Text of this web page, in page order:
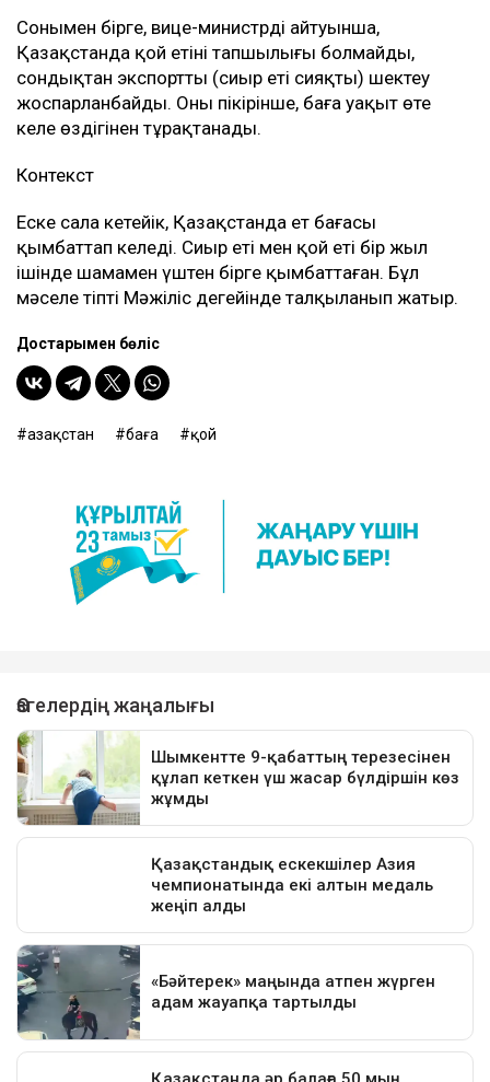
Сонымен бірге, вице-министрдің айтуынша,
Қазақстанда қой етінің тапшылығы болмайды,
сондықтан экспортты (сиыр еті сияқты) шектеу
жоспарланбайды. Оның пікірінше, баға уақыт өте
келе өздігінен тұрақтанады.
Контекст
Еске сала кетейік, Қазақстанда ет бағасы
қымбаттап келеді. Сиыр еті мен қой еті бір жыл
ішінде шамамен үштен бірге қымбаттаған. Бұл
мәселе тіпті Мәжіліс деңгейінде талқыланып жатыр.
Достарыңмен бөліс
Қазақстан баға қой